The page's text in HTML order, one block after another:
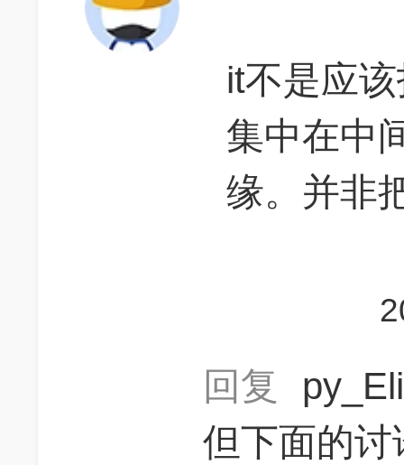
it不是应
集中在中
缘。并非
回复
但下面的